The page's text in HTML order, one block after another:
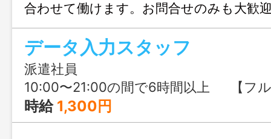
合わせて働けます。お問合せのみも大歓
ぶる福岡までお気軽にご連絡ください。
データ入力スタッフ
派遣社員
10:00〜21:00の間で6時間以上 【フルタイム希望の⽅】※積極募集中♪ ①10:00〜19:00（実働8時間） ②11:00〜20:00（実働8時間） ③12:00〜21:00（実働8時間） 【午前スタート・6〜7時間勤務希望の⽅】 ④10:00〜17:00（実働6時間） ⑤11:00〜18:00（実働6時間） ⑥10:00〜18:00（実働7時間） ⑦11:00〜19:00（実働7時間） 【午後スタート・6〜7時間勤務希望の⽅】 ⑧12:00〜
時給 1,300円